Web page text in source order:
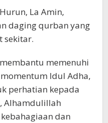
La Amin,
daging qurban yang
sekitar.
memenuhi
Idul Adha,
perhatian kepada
Alhamdulillah
dan